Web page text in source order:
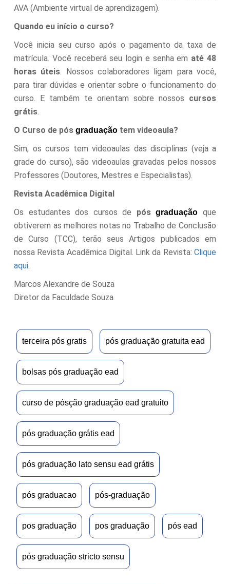
AVA (Ambiente virtual de aprendizagem).
Quando eu início o curso?
Você inicia seu curso após o pagamento da taxa de
matrícula. Você receberá seu login e senha em até 48
horas úteis . Nossos colaboradores ligam para você,
para tirar dúvidas e orientar sobre o funcionamento do
curso. E também te orientam sobre nossos cursos
grátis
O Curso de pós graduação tem videoaula?
Sim, os cursos tem videoaulas das disciplinas (veja a
grade do curso), são videoaulas gravadas pelos nossos
Professores (Doutores, Mestres e Especialistas).
Revista Acadêmica Digital
Os estudantes dos cursos de pósgraduaçãoque
obtiverem as melhores notas no Trabalho de Conclusão
de Curso (TCC), terão seus Artigos publicados em
nossa Revista Acadêmica Digital. Link da Revista: Clique
aqui
Marcos Alexandre de Souza
Diretor da Faculdade Souza
terceira pós gratis pós graduação gratuita ead
bolsas pós graduação ead
curso de pósção graduação ead gratuito
pós graduação grátis ead
pós graduação lato sensu ead grátis
pós graduacao pós-graduação
pos graduação pos graduação pós ead
pós graduação stricto sensu